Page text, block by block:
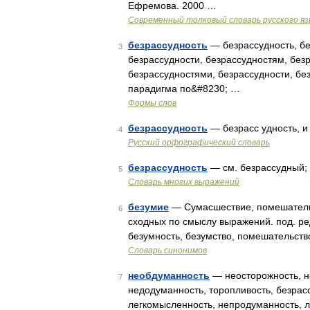
Ефремова. 2000 …
Современный толковый словарь русского
3 безрассудность — безрассудность,
безрассудности, безрассудностям,
безрассудностями, безрассудности,
парадигма по&#8230; …
Формы слов
4 безрассудность — безрасс удность,
Русский орфографический словарь
5 безрассудность — см. безрассудный;
Словарь многих выражений
6 безумие — Сумасшествие,
сходных по смыслу выражений. под.
безумность, безумство,
Словарь синонимов
7 необдуманность — неосторожность,
недодуманность, торопливость,
легкомысленность, непродуманность,